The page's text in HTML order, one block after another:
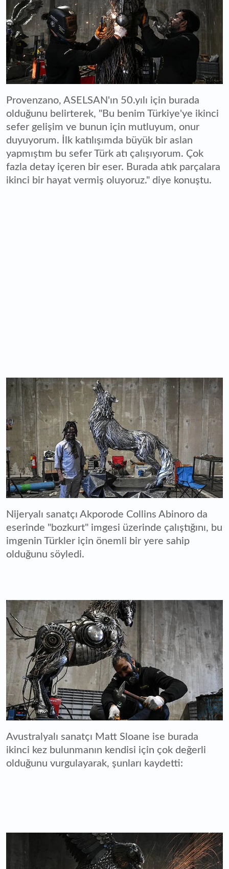
Provenzano, ASELSAN'ın 50.yılı için burada
olduğunu belirterek, "Bu benim Türkiye'ye ikinci
sefer gelişim ve bunun için mutluyum, onur
duyuyorum. İlk katılışımda büyük bir aslan
yapmıştım bu sefer Türk atı çalışıyorum. Çok
fazla detay içeren bir eser. Burada atık parçalara
ikinci bir hayat vermiş oluyoruz." diye konuştu.
Nijeryalı sanatçı Akporode Collins Abinoro da
eserinde "bozkurt" imgesi üzerinde çalıştığını, bu
imgenin Türkler için önemli bir yere sahip
olduğunu söyledi.
Avustralyalı sanatçı Matt Sloane ise burada
ikinci kez bulunmanın kendisi için çok değerli
olduğunu vurgulayarak, şunları kaydetti: